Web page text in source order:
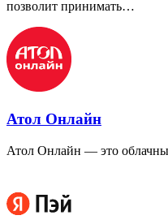
позволит принимать…
Атол Онлайн
Атол Онлайн — это